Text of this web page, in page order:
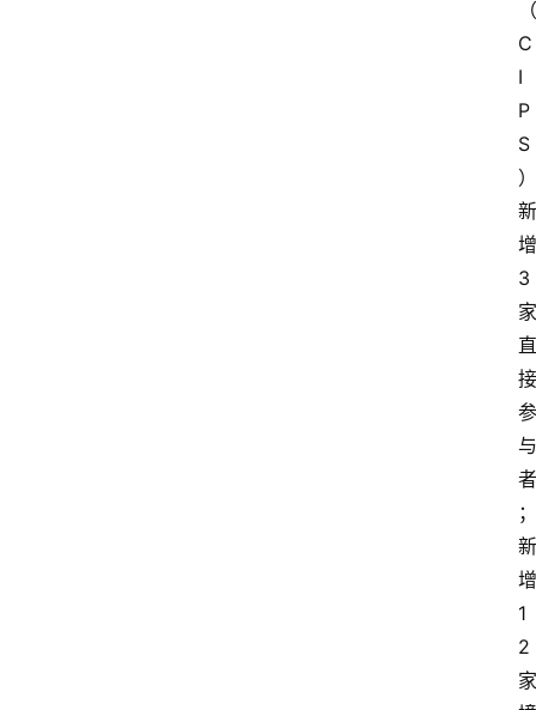
（
C
I
P
S
）
新
增
3
家
直
接
参
与
者
；
新
增
1
2
家